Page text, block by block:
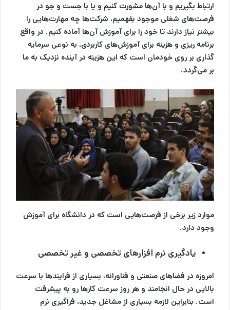
ارتباط بگیریم و با آن‌ها مشورت کنیم و یا با جست و جو در
فرصت‌های شغلی موجود بفهمیم، شرکت‌ها چه مهارت‌هایی را
بیشتر نیاز دارند تا خود را برای آموزش آن‌ها آماده کنیم. در واقع
برنامه ریزی و هزینه برای آموزش‌های کاربردی، به نوعی سرمایه
گذاری بر روی خودمان است که این هزینه در آینده نزدیک به ما
بر می‌گردد.
موارد زیر برخی از فرصت‌هایی است که در دانشگاه برای آموزش
وجود دارد.
یادگیری نرم افزارهای تخصصی و غیر تخصصی
امروزه در فضاهای صنعتی و فناورانه، بسیاری از فرایندها با سرعت
بالایی در حال انجامند و هر روز سرعت کارها رو به پیشرفت
است. بنابراین لازمه بسیاری از مشاغل جدید، فراگیری نرم